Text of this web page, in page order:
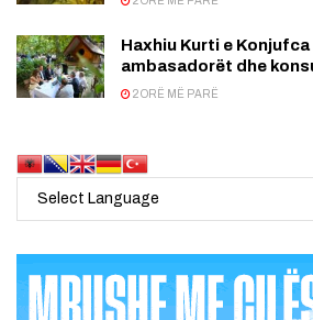
Haxhiu Kurti e
ambasadorët dhe
2 ORË MË PARË